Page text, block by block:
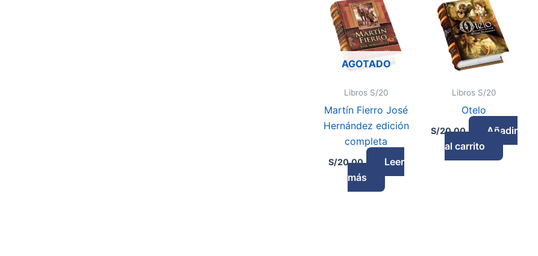
AGOTADO
Libros S/20
Martín Fierro José
Hernández edición
completa
S/20.00
Leer
más
Libros S/20
Otelo
S/20.00
Añadir
al carrito